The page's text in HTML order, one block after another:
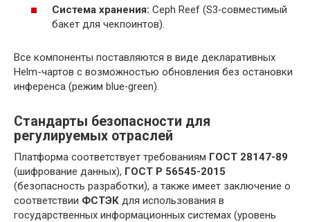
Система хранения: Ceph Reef (S3‑совместимый
бакет для чекпоинтов).
Все компоненты поставляются в виде декларативных
Helm-чартов с возможностью обновления без остановки
инференса (режим blue‑green).
Стандарты безопасности для
регулируемых отраслей
Платформа соответствует требованиям ГОСТ 28147-89
(шифрование данных), ГОСТ Р 56545-2015
(безопасность разработки), а также имеет заключение о
соответствии ФСТЭК для использования в
государственных информационных системах (уровень